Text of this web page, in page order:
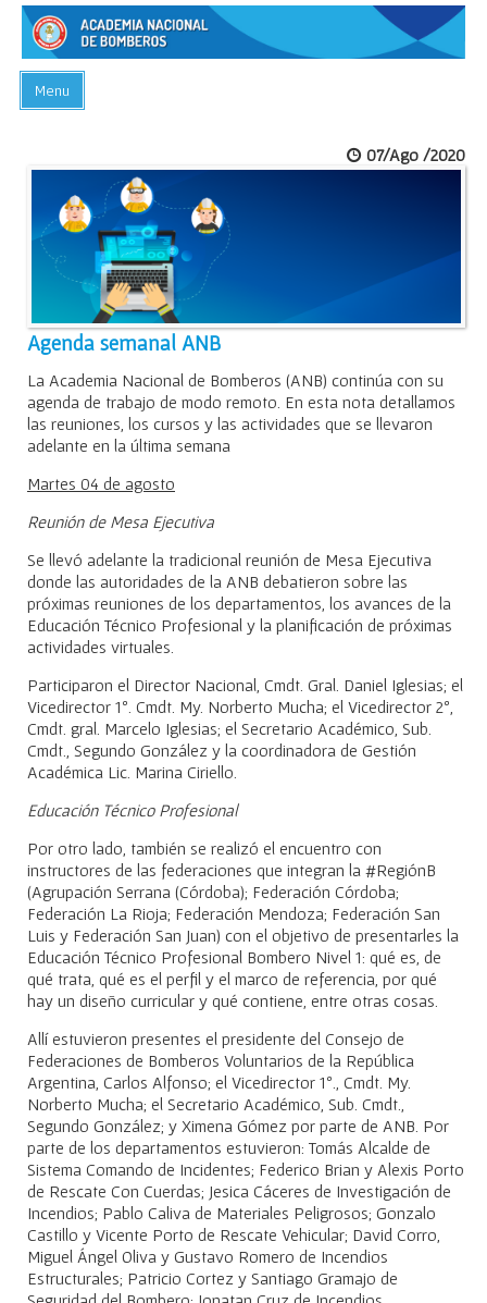
Menu
ACADEMIA
PREGUNTAS FRECUENTES
BIBLIOTECA
EVENTOS
CONTACTO
07/Ago /2020
Agenda semanal ANB
La Academia Nacional de Bomberos (ANB) continúa con su
agenda de trabajo de modo remoto. En esta nota detallamos
las reuniones, los cursos y las actividades que se llevaron
adelante en la última semana
Martes 04 de agosto
Reunión de Mesa Ejecutiva
Se llevó adelante la tradicional reunión de Mesa Ejecutiva
donde las autoridades de la ANB debatieron sobre las
próximas reuniones de los departamentos, los avances de la
Educación Técnico Profesional y la planificación de próximas
actividades virtuales.
Participaron el Director Nacional, Cmdt. Gral. Daniel Iglesias; el
Vicedirector 1º. Cmdt. My. Norberto Mucha; el Vicedirector 2º,
Cmdt. gral. Marcelo Iglesias; el Secretario Académico, Sub.
Cmdt., Segundo González y la coordinadora de Gestión
Académica Lic. Marina Ciriello.
Educación Técnico Profesional
Por otro lado, también se realizó el encuentro con
instructores de las federaciones que integran la #RegiónB
(Agrupación Serrana (Córdoba); Federación Córdoba;
Federación La Rioja; Federación Mendoza; Federación San
Luis y Federación San Juan) con el objetivo de presentarles la
Educación Técnico Profesional Bombero Nivel 1: qué es, de
qué trata, qué es el perfil y el marco de referencia, por qué
hay un diseño curricular y qué contiene, entre otras cosas.
Allí estuvieron presentes el presidente del Consejo de
Federaciones de Bomberos Voluntarios de la República
Argentina, Carlos Alfonso; el Vicedirector 1º., Cmdt. My.
Norberto Mucha; el Secretario Académico, Sub. Cmdt.,
Segundo González; y Ximena Gómez por parte de ANB. Por
parte de los departamentos estuvieron: Tomás Alcalde de
Sistema Comando de Incidentes; Federico Brian y Alexis Porto
de Rescate Con Cuerdas; Jesica Cáceres de Investigación de
Incendios; Pablo Caliva de Materiales Peligrosos; Gonzalo
Castillo y Vicente Porto de Rescate Vehicular; David Corro,
Miguel Ángel Oliva y Gustavo Romero de Incendios
Estructurales; Patricio Cortez y Santiago Gramajo de